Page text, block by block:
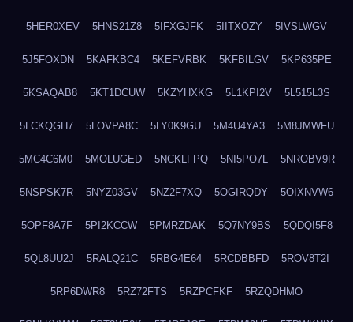
5HER0XEV 5HNS21Z8 5IFXGJFK 5IITXOZY 5IVSLWGV
5J5FOXDN 5KAFKBC4 5KEFVRBK 5KFBILGV 5KP635PE
5KSAQAB8 5KT1DCUW 5KZYHXKG 5L1KPI2V 5L515L3S
5LCKQGH7 5LOVPA8C 5LY0K9GU 5M4U4YA3 5M8JMWFU
5MC4C6M0 5MOLUGED 5NCKLFPQ 5NI5PO7L 5NROBV9R
5NSPSK7R 5NYZ03GV 5NZ2F7XQ 5OGIRQDY 5OIXNVW6
5OPF8A7F 5PI2KCCW 5PMRZDAK 5Q7NY9BS 5QDQI5F8
5QL8UU2J 5RALQ21C 5RBG4E64 5RCDBBFD 5ROV8T2I
5RP6DWR8 5RZ72FTS 5RZPCFKF 5RZQDHMO